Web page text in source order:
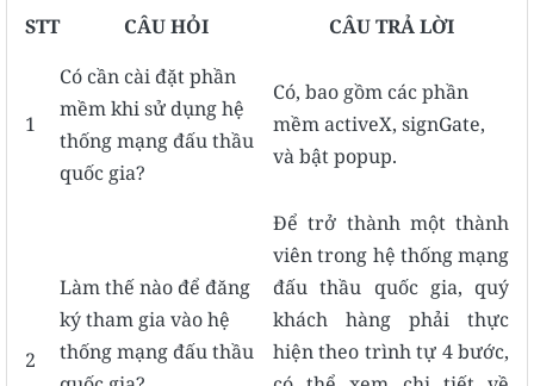
STT CÂU HỎI CÂU TRẢ LỜI
1
Có cần cài đặt phần
mềm khi sử dụng hệ
thống mạng đấu thầu
quốc gia?
Có, bao gồm các phần
mềm activeX, signGate,
và bật popup.
2
Làm thế nào để đăng
ký tham gia vào hệ
thống mạng đấu thầu
Để trở thành một thành
viên trong hệ thống mạng
đấu thầu quốc gia, quý
khách hàng phải thực
hiện theo trình tự 4 bước,